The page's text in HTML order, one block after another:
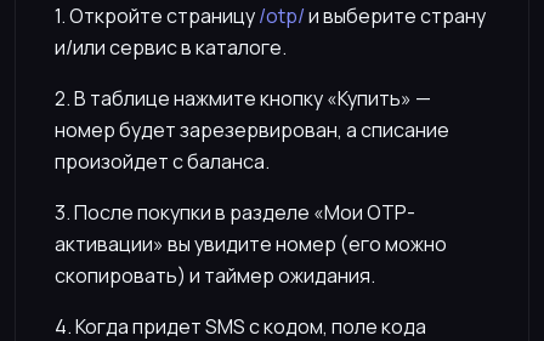
1. Откройте страницу/otp/и выберите страну
и/или сервис в каталоге.
2. В таблице нажмите кнопку «Купить» —
номер будет зарезервирован, а списание
произойдет с баланса.
3. После покупки в разделе «Мои OTP-
активации» вы увидите номер (его можно
скопировать) и таймер ожидания.
4. Когда придет SMS с кодом, поле кода